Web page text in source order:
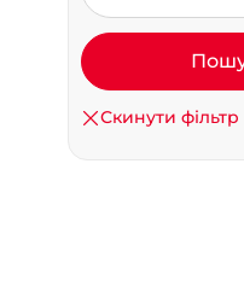
Скинути фільтр